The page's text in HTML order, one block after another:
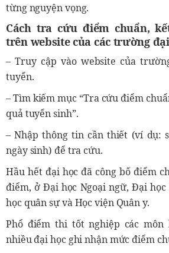
từng nguyện vọng.
Cách tra cứu điểm chuẩn,
trên website của các trường
– Truy cập vào website của
tuyển.
– Tìm kiếm mục “Tra cứu điểm
quả tuyển sinh”.
– Nhập thông tin cần thiết (ví dụ:
ngày sinh) để tra cứu.
Hầu hết đại học đã công bố điểm
điểm, ở Đại học Ngoại ngữ, Đại học
học quân sự và Học viện Quân y.
Phổ điểm thi tốt nghiệp các môn
nhiều đại học ghi nhận mức điểm